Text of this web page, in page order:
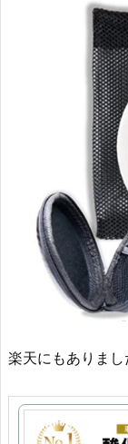
楽天にもありまし